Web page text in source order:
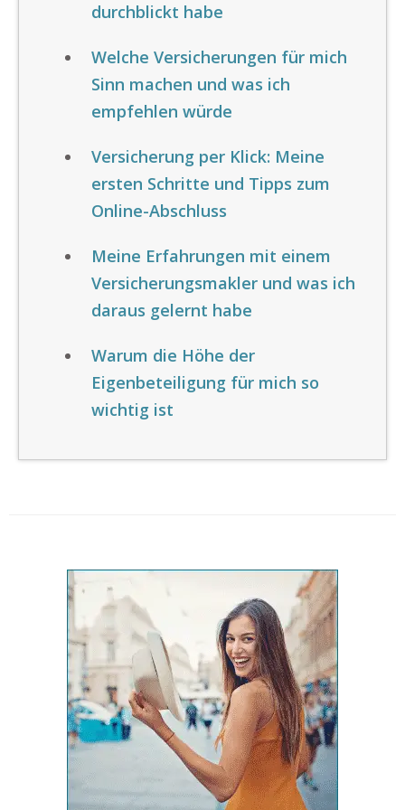
durchblickt habe
Welche Versicherungen für mich
Sinn machen und was ich
empfehlen würde
Versicherung per Klick: Meine
ersten Schritte und Tipps zum
Online-Abschluss
Meine Erfahrungen mit einem
Versicherungsmakler und was ich
daraus gelernt habe
Warum die Höhe der
Eigenbeteiligung für mich so
wichtig ist